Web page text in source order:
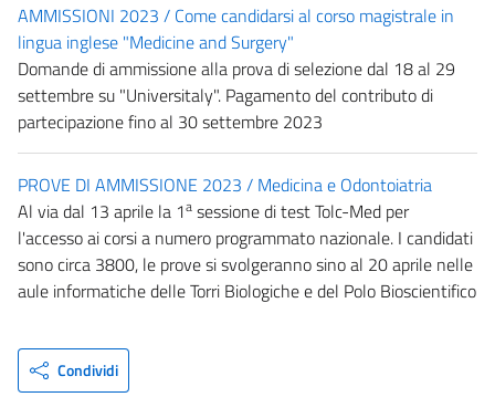
AMMISSIONI 2023 / Come candidarsi al corso magistrale in
lingua inglese "Medicine and Surgery"
Domande di ammissione alla prova di selezione dal 18 al 29
settembre su "Universitaly". Pagamento del contributo di
partecipazione fino al 30 settembre 2023
PROVE DI AMMISSIONE 2023 / Medicina e Odontoiatria
Al via dal 13 aprile la 1a sessione di test Tolc-Med per
l'accesso ai corsi a numero programmato nazionale. I candidati
sono circa 3800, le prove si svolgeranno sino al 20 aprile nelle
aule informatiche delle Torri Biologiche e del Polo Bioscientifico
Condividi